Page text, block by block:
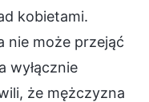
kobietami.
nie może przejąć
wyłącznie
że mężczyzna